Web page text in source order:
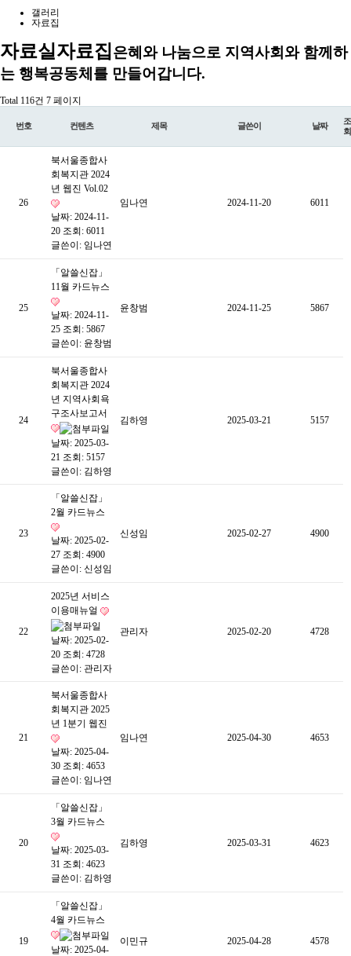
갤러리
자료집
자료실자료집은혜와 나눔으로 지역사회와 함께하
는 행복공동체를 만들어갑니다.
Total 116건 7 페이지
번호 컨텐츠 제목 글쓴이 날짜
조
회
26
북서울종합사
회복지관 2024
년 웹진 Vol.02
날짜: 2024-11-
20 조회: 6011
글쓴이: 임나연
임나연 2024-11-20 6011
25
「알쓸신잡」
11월 카드뉴스
날짜: 2024-11-
25 조회: 5867
글쓴이: 윤창범
윤창범 2024-11-25 5867
24
북서울종합사
회복지관 2024
년 지역사회욕
구조사보고서
날짜: 2025-03-
21 조회: 5157
글쓴이: 김하영
김하영 2025-03-21 5157
23
「알쓸신잡」
2월 카드뉴스
날짜: 2025-02-
27 조회: 4900
글쓴이: 신성임
신성임 2025-02-27 4900
22
2025년 서비스
이용매뉴얼
날짜: 2025-02-
20 조회: 4728
글쓴이: 관리자
관리자 2025-02-20 4728
21
북서울종합사
회복지관 2025
년 1분기 웹진
날짜: 2025-04-
30 조회: 4653
글쓴이: 임나연
임나연 2025-04-30 4653
20
「알쓸신잡」
3월 카드뉴스
날짜: 2025-03-
31 조회: 4623
글쓴이: 김하영
김하영 2025-03-31 4623
19
「알쓸신잡」
4월 카드뉴스
날짜: 2025-04-
이민규 2025-04-28 4578